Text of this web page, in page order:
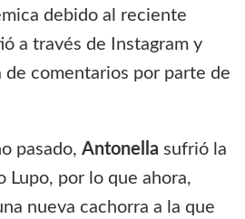
debido al reciente
a través de Instagram y
de comentarios por parte de
pasado, Antonella sufrió la
Lupo, por lo que ahora,
nueva cachorra a la que